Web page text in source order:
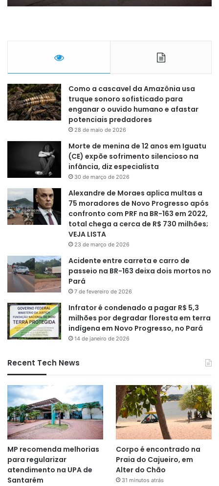
Como a cascavel da Amazônia usa
truque sonoro sofisticado para
enganar o ouvido humano e afastar
potenciais predadores
28 de maio de 2026
Morte de menina de 12 anos em Iguatu
(CE) expõe sofrimento silencioso na
infância, diz especialista
30 de março de 2026
Alexandre de Moraes aplica multas a
75 moradores de Novo Progresso após
confronto com PRF na BR-163 em 2022,
total chega a cerca de R$ 730 milhões;
VEJA LISTA
23 de março de 2026
Acidente entre carreta e carro de
passeio na BR-163 deixa dois mortos no
Pará
7 de fevereiro de 2026
Infrator é condenado a pagar R$ 5,3
milhões por degradar floresta em terra
indígena em Novo Progresso, no Pará
14 de janeiro de 2026
Recent Tech News
MP recomenda melhorias
para regularizar
atendimento na UPA de
Santarém
Corpo é encontrado na
Praia do Cajueiro, em
Alter do Chão
31 minutos atrás